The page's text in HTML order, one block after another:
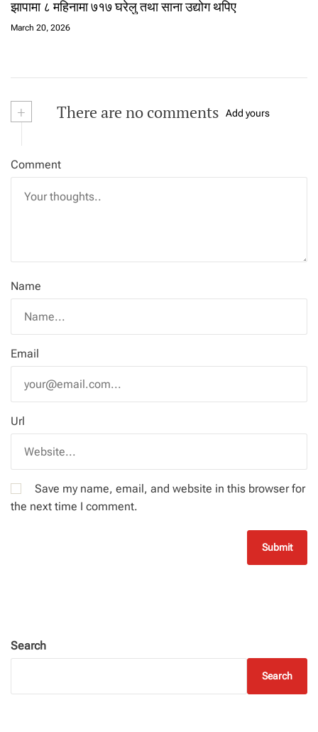
झापामा ८ महिनामा ७१७ घरेलु तथा साना उद्योग थपिए
March 20, 2026
+ There are no comments Add yours
Comment
Name
Email
Url
Save my name, email, and website in this browser for
the next time I comment.
Search
Search